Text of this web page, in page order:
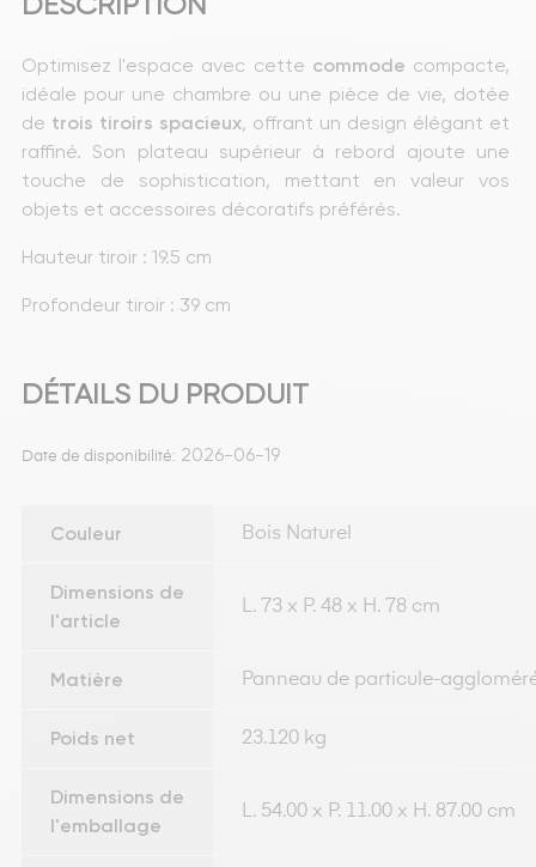
Optimisez l'espace avec cette commode compacte,
idéale pour une chambre ou une pièce de vie, dotée
de trois tiroirs spacieux, offrant un design élégant et
raffiné. Son plateau supérieur à rebord ajoute une
touche de sophistication, mettant en valeur vos
objets et accessoires décoratifs préférés.
Hauteur tiroir : 19.5 cm
Profondeur tiroir : 39 cm
DÉTAILS DU PRODUIT
Date de disponibilité: 2026-06-19
Couleur Bois Naturel
Dimensions de
l'article
L. 73 x P. 48 x H. 78 cm
Matière Panneau de particule-
Poids net 23.120 kg
Dimensions de
l'emballage
L. 54.00 x P. 11.00 x H. 87.00 cm